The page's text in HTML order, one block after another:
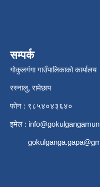
सम्पर्क
गोकुलगंगा गाउँपालिकाको कार्यालय
रस्नालु, रामेछाप
फोन : ९८५४०४३६४०
इमेल :